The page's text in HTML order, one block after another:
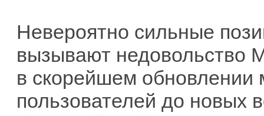
Невероятно сильные
вызывают недовольство
в скорейшем обновлении
пользователей до новых